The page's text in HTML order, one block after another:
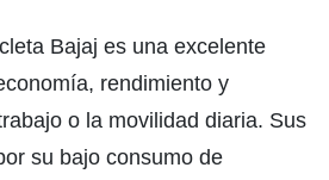
Bajaj es una excelente
rendimiento y
o la movilidad diaria. Sus
su bajo consumo de